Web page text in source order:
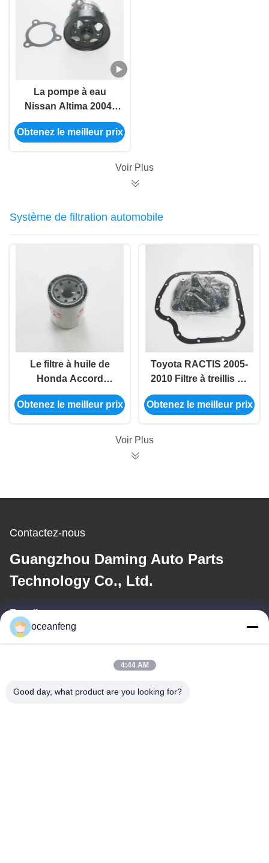
La pompe à eau
Nissan Altima 2004-
2008 21010-
6N226/B1010-
Obtenez le meilleur prix
Voir Plus
Système de filtration automobile
Le filtre à huile de
Honda Accord
Odyssey est utilisé
pour filtrer l'huile d'un
Obtenez le meilleur prix
Toyota RACTIS 2005-
2010 Filtre à treillis de
transmission 35330-
K4100/35330-52031
Obtenez le meilleur prix
Voir Plus
Contactez-nous
Guangzhou Daming Auto Parts
Technology Co., Ltd.
E-mail
oceanfeng
4:44 AM
Good day, what product are you looking for?